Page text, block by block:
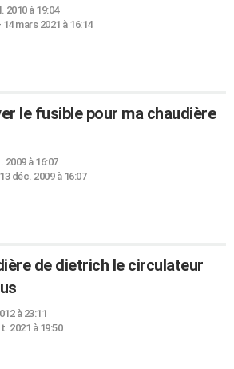
2010 à 19:04
14 mars 2021 à 16:14
le fusible pour ma chaudière
2009 à 16:07
13 déc. 2009 à 16:07
de dietrich le circulateur
à 23:11
2021 à 19:50